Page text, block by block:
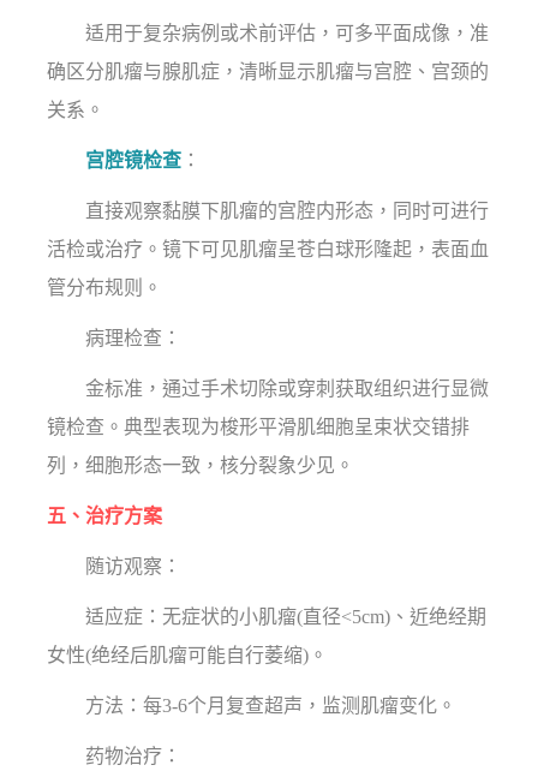
适用于复杂病例或术前评估，可多平面成像，准
确区分肌瘤与腺肌症，清晰显示肌瘤与宫腔、宫颈的
关系。
宫腔镜检查 ：
直接观察黏膜下肌瘤的宫腔内形态，同时可进行
活检或治疗。镜下可见肌瘤呈苍白球形隆起，表面血
管分布规则。
病理检查：
金标准，通过手术切除或穿刺获取组织进行显微
镜检查。典型表现为梭形平滑肌细胞呈束状交错排
列，细胞形态一致，核分裂象少见。
五、治疗方案
随访观察：
适应症：无症状的小肌瘤(直径<5cm)、近绝经期
女性(绝经后肌瘤可能自行萎缩)。
方法：每3-6个月复查超声，监测肌瘤变化。
药物治疗：